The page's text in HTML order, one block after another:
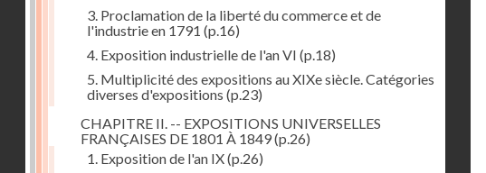
3. Proclamation de la liberté du commerce et de
l'industrie en 1791 (p.16)
4. Exposition industrielle de l'an VI (p.18)
5. Multiplicité des expositions au XIXe siècle. Catégories
diverses d'expositions (p.23)
CHAPITRE II. -- EXPOSITIONS UNIVERSELLES
FRANÇAISES DE 1801 À 1849(p.26)
1. Exposition de l'an IX(p.26)